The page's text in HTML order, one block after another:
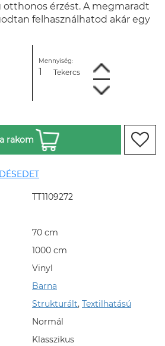
érzést. A megmaradt
felhasználhatod akár egy
Mennyiség:
Tekercs
rakom
TT1109272
70 cm
1000 cm
Vinyl
Barna
Strukturált, Textilhatású
Normál
Klasszikus